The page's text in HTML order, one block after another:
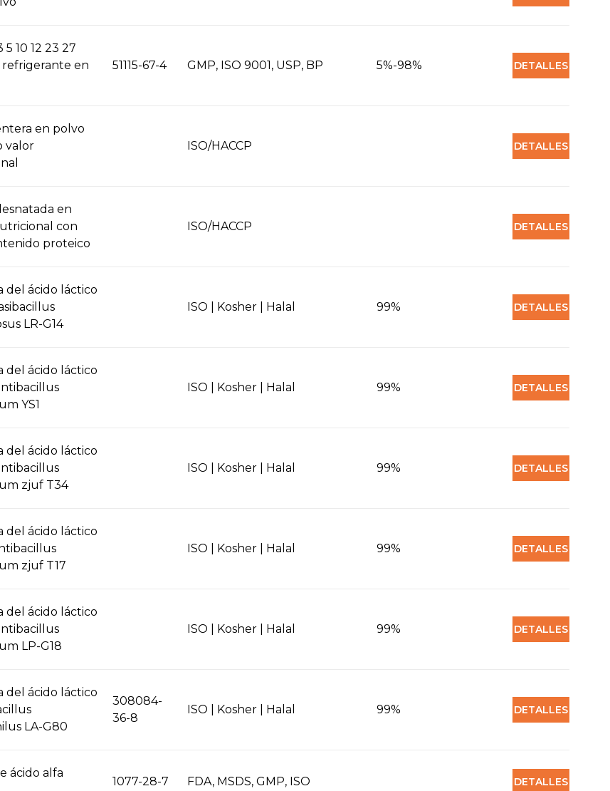
5 10 12 23 27
en
51115-67-4 GMP, ISO 9001, USP, BP 5%-98% DETALLES
en polvo
valor
ISO/HACCP DETALLES
en
con
proteico
ISO/HACCP DETALLES
del ácido láctico
LR-G14
ISO | Kosher | Halal 99% DETALLES
del ácido láctico
YS1
ISO | Kosher | Halal 99% DETALLES
del ácido láctico
zjuf T34
ISO | Kosher | Halal 99% DETALLES
del ácido láctico
zjuf T17
ISO | Kosher | Halal 99% DETALLES
del ácido láctico
LP-G18
ISO | Kosher | Halal 99% DETALLES
del ácido láctico
LA-G80
308084-
36-8
ISO | Kosher | Halal 99% DETALLES
ácido alfa
1077-28-7 FDA, MSDS, GMP, ISO DETALLES